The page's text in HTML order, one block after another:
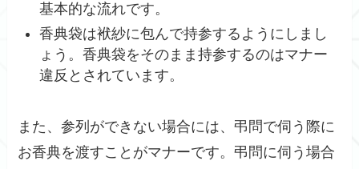
基本的な流れです。
香典袋は袱紗に包んで持参するようにしまし
ょう。香典袋をそのまま持参するのはマナー
違反とされています。
また、参列ができない場合には、弔問で伺う際に
お香典を渡すことがマナーです。弔問に伺う場合